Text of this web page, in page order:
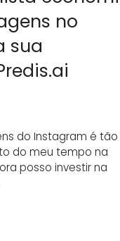
no
sua
do Instagram é
do meu tempo na
posso investir na